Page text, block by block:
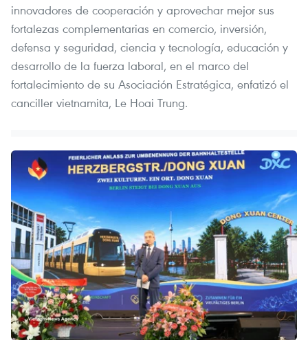
innovadores de cooperación y aprovechar mejor sus
fortalezas complementarias en comercio, inversión,
defensa y seguridad, ciencia y tecnología, educación y
desarrollo de la fuerza laboral, en el marco del
fortalecimiento de su Asociación Estratégica, enfatizó el
canciller vietnamita, Le Hoai Trung.